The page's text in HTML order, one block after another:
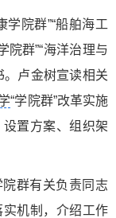
院群”“船舶海工
院群”“海洋治理与
。卢金树宣读相关
“学院群”改革实施
置方案、组织架
群有关负责同志
机制，介绍工作